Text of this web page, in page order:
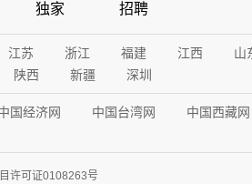
独家 招聘
江苏 浙江 福建 江西 山
陕西 新疆 深圳
国经济网 中国台湾网 中国西藏网
许可证0108263号